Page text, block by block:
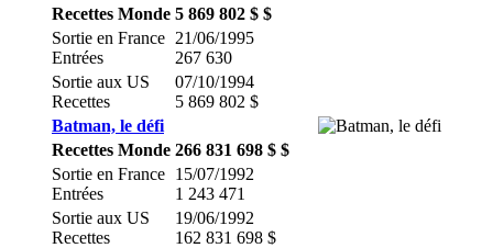
Recettes Monde 5 869 802 $ $
Sortie en France
Entrées
21/06/1995
267 630
Sortie aux US
Recettes
07/10/1994
5 869 802 $
Batman, le défi
Recettes Monde 266 831 698 $ $
Sortie en France
Entrées
15/07/1992
1 243 471
Sortie aux US
Recettes
19/06/1992
162 831 698 $